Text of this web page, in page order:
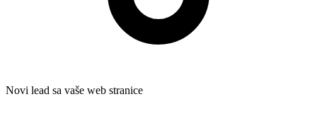
Novi lead sa vaše web stranice